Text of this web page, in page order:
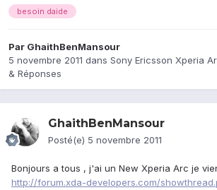
besoin daide
Par GhaithBenMansour
5 novembre 2011 dans Sony Ericsson Xperia
& Réponses
GhaithBenMansour
Posté(e) 5 novembre 2011
Bonjours a tous , j'ai un New Xperia Arc je
http://forum.xda-developers.com/